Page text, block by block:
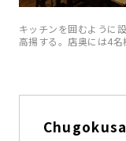
キッチンを囲むように
高揚する。店奥には4名